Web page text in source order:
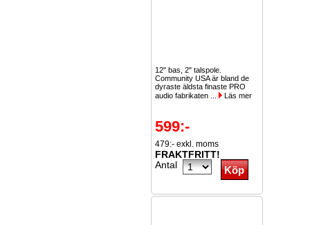
12" bas, 2" talspole.
Community USA är bland de
dyraste äldsta finaste PRO
audio fabrikaten ...
Läs mer
599:-
479:- exkl. moms
FRAKTFRITT!
Antal